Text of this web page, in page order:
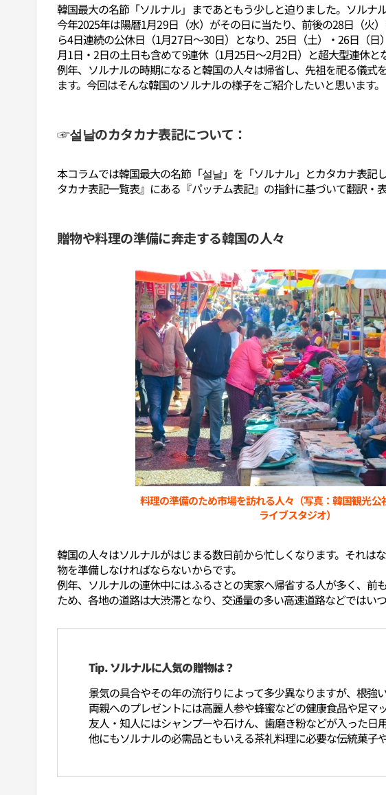
韓国最大の名節「ソルナル」まであともう少しと迫りました。ソルナ
今年2025年は陽暦1月29日（水）がその日に当たり、前後の28日（
ら4日連続の公休日（1月27日～30日）となり、25日（土）・26日（
月1日・2日の土日も含めて9連休（1月25日～2月2日）と超大型連休と
例年、ソルナルの時期になると韓国の人々は帰省し、先祖を祀る儀
ます。今回はそんな韓国のソルナルの様子をご紹介したいと思います。
☞설날のカタカナ表記について：
本コラムでは韓国最大の名節「설날」を「ソルナル」とカタカナ表記
タカナ表記一覧表』にある『パッチム表記』の指針に基づいて翻訳・
贈物や料理の準備に奔走する韓国の人々
料理の準備のため市場を訪れる人々（写真：韓国観光公
ライブスタジオ）
韓国の人々はソルナルがはじまる数日前から忙しくなります。それ
物を準備しなければならないからです。
例年、ソルナルの連休中にはふるさとの実家へ帰省する人が多く、
ため、各地の道路は大渋滞となり、交通量の多い高速道路などではい
Tip. ソルナルに人気の贈物は？
景気の具合やその年の流行りによって多少異なりますが、根強
両親へのプレゼントには高麗人参や蜂蜜などの健康食品や足マ
友人・知人にはシャンプーや石けん、歯磨き粉などが入った日
他にもソルナルの必需品ともいえる茶礼料理に必要な伝統菓子